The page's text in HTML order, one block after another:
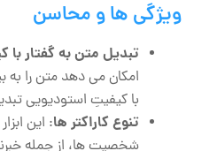
ویژگی‌ ها و محاسن
تبدیل متن به گفتار با
با کیفیتِ استودیویی
تنوع کاراکتر ها: این
شخصیت ‌ها، از جمله